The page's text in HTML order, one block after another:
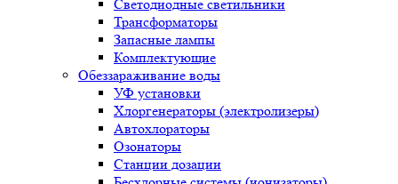
Светодиодные светильники
Трансформаторы
Запасные лампы
Комплектующие
Обеззараживание воды
УФ установки
Хлоргенераторы (электролизеры)
Автохлораторы
Озонаторы
Станции дозации